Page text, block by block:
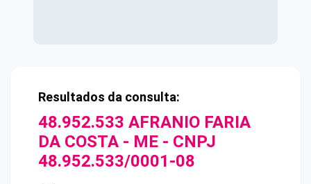
Resultados da consulta:
48.952.533 AFRANIO FARIA
DA COSTA - ME - CNPJ
48.952.533/0001-08